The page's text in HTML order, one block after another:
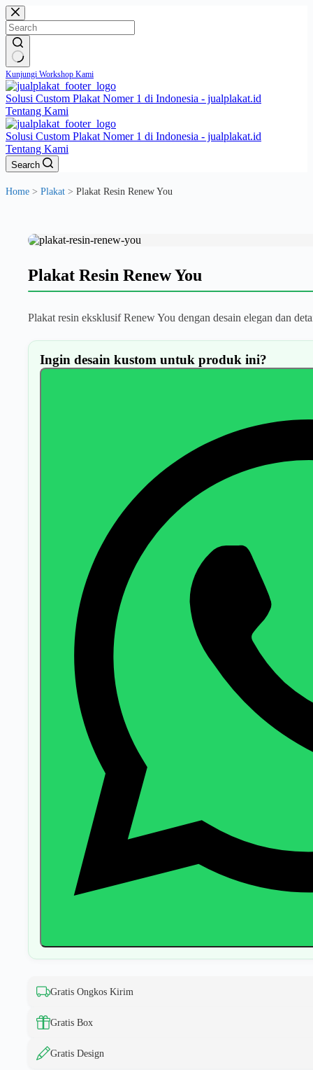
Skip
to
content
No
results
Kunjungi Workshop Kami
Solusi Custom Plakat Nomer 1 di Indonesia - jualplakat.id
Tentang Kami
Solusi Custom Plakat Nomer 1 di Indonesia - jualplakat.id
Tentang Kami
Search
Home > Plakat > Plakat Resin Renew You
Plakat Resin Renew You
Plakat resin eksklusif Renew You dengan desain elegan dan
Ingin desain kustom untuk produk ini?
Gratis Ongkos Kirim
Gratis Box
Gratis Design